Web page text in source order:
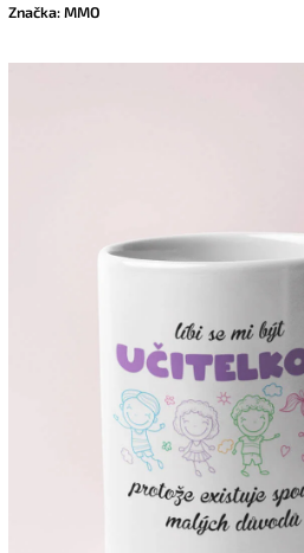
Značka:MMO